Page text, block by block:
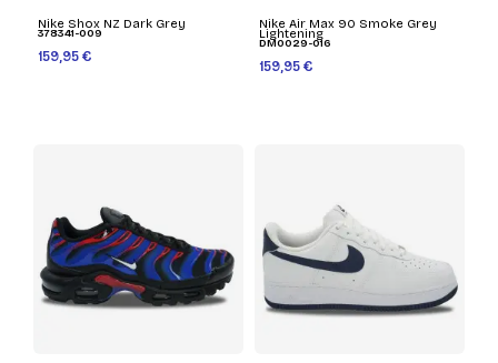
Nike Shox NZ Dark Grey
378341-009
159,95 €
Nike Air Max 90 Smoke Grey
Lightening
DM0029-016
159,95 €